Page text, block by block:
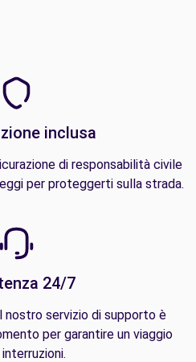
inclusa
di responsabilità civile
per proteggerti sulla strada.
24/7
nostro servizio di supporto è
per garantire un viaggio